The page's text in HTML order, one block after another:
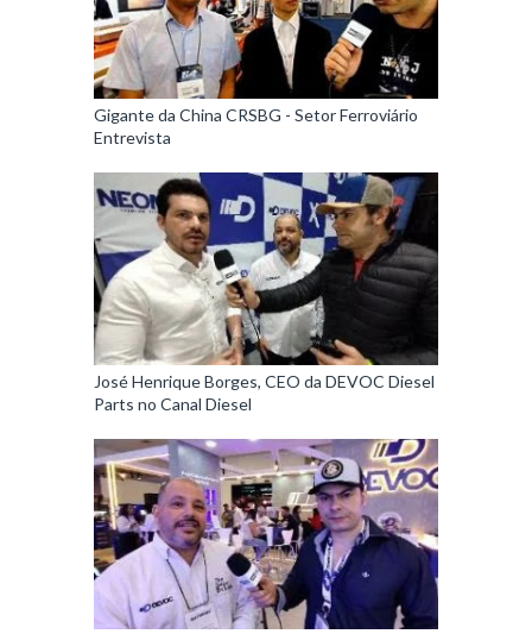
Gigante da China CRSBG - Setor Ferroviário
Entrevista
José Henrique Borges, CEO da DEVOC Diesel
Parts no Canal Diesel